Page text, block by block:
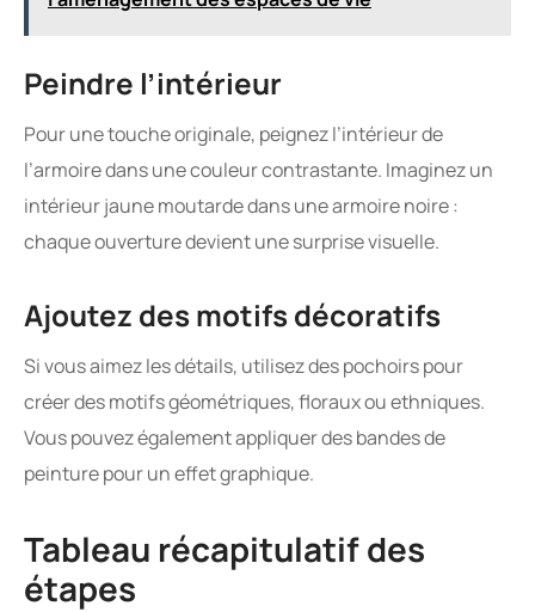
Peindre l’intérieur
Pour une touche originale, peignez l’intérieur de
l’armoire dans une couleur contrastante. Imaginez un
intérieur jaune moutarde dans une armoire noire :
chaque ouverture devient une surprise visuelle.
Ajoutez des motifs décoratifs
Si vous aimez les détails, utilisez des pochoirs pour
créer des motifs géométriques, floraux ou ethniques.
Vous pouvez également appliquer des bandes de
peinture pour un effet graphique.
Tableau récapitulatif des
étapes